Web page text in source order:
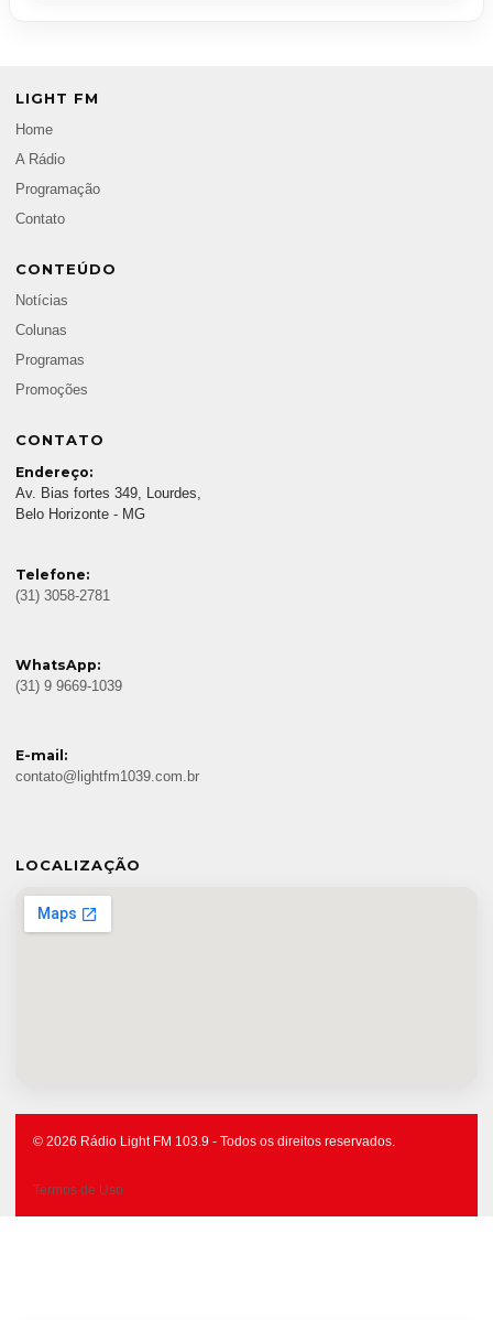
LIGHT FM
Home
A Rádio
Programação
Contato
CONTEÚDO
Notícias
Colunas
Programas
Promoções
CONTATO
Endereço:
Av. Bias fortes 349, Lourdes,
Belo Horizonte - MG
Telefone:
(31) 3058-2781
WhatsApp:
(31) 9 9669-1039
E-mail:
contato@lightfm1039.com.br
LOCALIZAÇÃO
© 2026 Rádio Light FM 103.9 - Todos os direitos reservados.
Termos de Uso